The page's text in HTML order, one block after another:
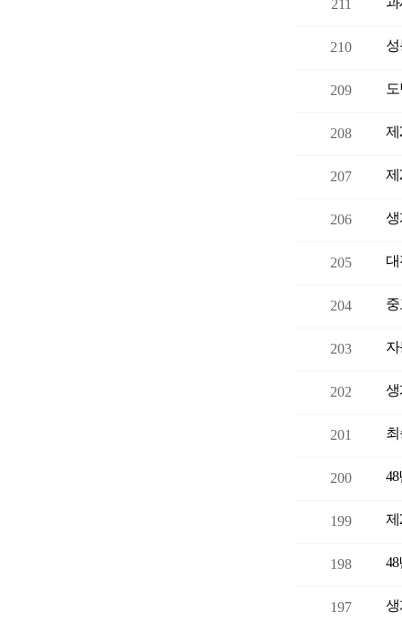
211
210
209
208 제
207 제
206 생
205 대
204
203
202 생
201
200
199 제
198
197 생